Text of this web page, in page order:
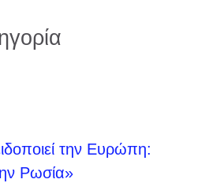
την Ευρώπη:
Ρωσία»